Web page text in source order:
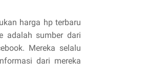
harga hp terbaru
adalah sumber dari
Mereka selalu
dari mereka